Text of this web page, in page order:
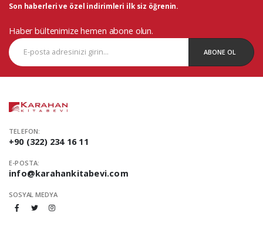
Son haberleri ve özel indirimleri ilk siz öğrenin.
Haber bültenimize hemen abone olun.
ABONE OL
TELEFON:
+90 (322) 234 16 11
E-POSTA:
info@karahankitabevi.com
SOSYAL MEDYA